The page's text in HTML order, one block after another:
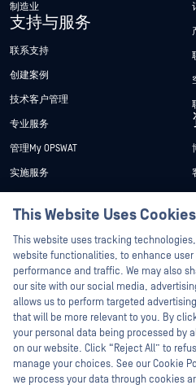
制造业
支持与服务
联系支持
创建案例
技术客户管理
专业服务
管理My OPSWAT
实施服务
技术文档
培训
漏洞计划
合作伙伴
认证
技术合作伙伴
渠道合作伙伴计划
This Website Uses Cookies
This website uses tracking
website functionalities, to enhance
performance and traffic. We may also
our site with our social media,
allows us to perform targeted
that will be more relevant to you. By
your personal data being processed by
on our website. Click “Reject All” to
manage your choices. See our Cookie
we process your data through cookies
Hey there!
I'm Ozzy, your
How can I
today?